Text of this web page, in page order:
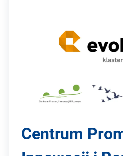
Centrum